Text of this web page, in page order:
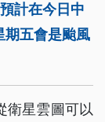
計在今日中
期五會是颱風
衛星雲圖可以